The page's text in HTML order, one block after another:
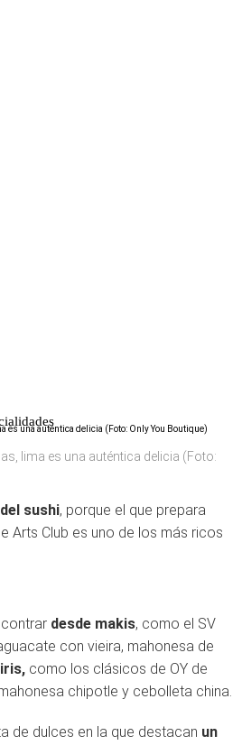
lima es una auténtica delicia (Foto:
del sushi, porque el que prepara
Arts Club es uno de los más ricos
desde makis, como el SV
con vieira, mahonesa de
como los clásicos de OY de
chipotle y cebolleta china.
de dulces en la que destacan un